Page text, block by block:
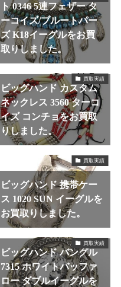
ト 0346 5連フェザー タ
ーコイズ/ブルートパー
ズ K18イーグルをお買
取りしました。
買取実績
ビッグハンド カスタム
ネックレス 3560 ターコ
イズ コンチョをお買取
りしました。
買取実績
ビッグハンド 携帯ケー
ス 1020 SUN イーグルを
お買取りしました。
買取実績
ビッグハンド バングル
7315 ホワイトバッファ
ロー ダブルイーグルを